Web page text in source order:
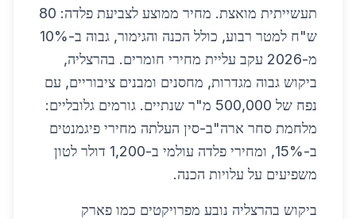
תעשייתית מואצת. מחיר ממוצע לצביעת פלדה: 80
ש"ח למטר רבוע, כולל הכנה והגימור, גבוה ב-10%
מ-2026 עקב עליית מחירי חומרים. בהרצליה,
ביקוש גבוה מגדרות, מחסנים ומבנים ציבוריים, עם
נפח של 500,000 מ"ר שנתיים. גורמים גלובליים:
מלחמת סחר ארה"ב-סין העלתה מחירי פיגמנטים
ב-15%, ומחירי פלדה עולמי ב-1,200 דולר לטון
משפיעים על עלויות הכנה.
ביקוש בהרצליה נובע מפרויקטים כמו פארק